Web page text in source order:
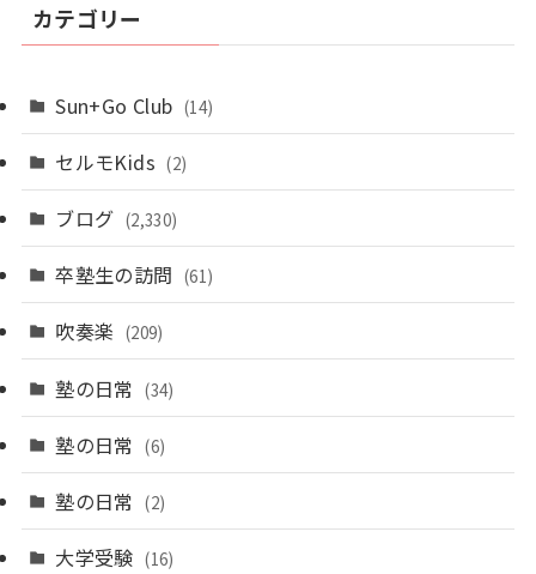
カテゴリー
Sun+Go Club (14)
セルモKids (2)
ブログ (2,330)
卒塾生の訪問 (61)
吹奏楽 (209)
塾の日常 (34)
塾の日常 (6)
塾の日常 (2)
大学受験 (16)